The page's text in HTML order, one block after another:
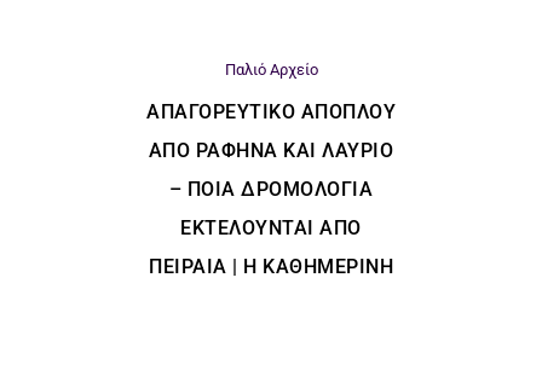
Παλιό Αρχείο
ΑΠΑΓΟΡΕΥΤΙΚΌ ΑΠΌΠΛΟΥ
ΑΠΌ ΡΑΦΉΝΑ ΚΑΙ ΛΑΎΡΙΟ
– ΠΟΙΑ ΔΡΟΜΟΛΌΓΙΑ
ΕΚΤΕΛΟΎΝΤΑΙ ΑΠΌ
ΠΕΙΡΑΙΆ | Η ΚΑΘΗΜΕΡΙΝΗ